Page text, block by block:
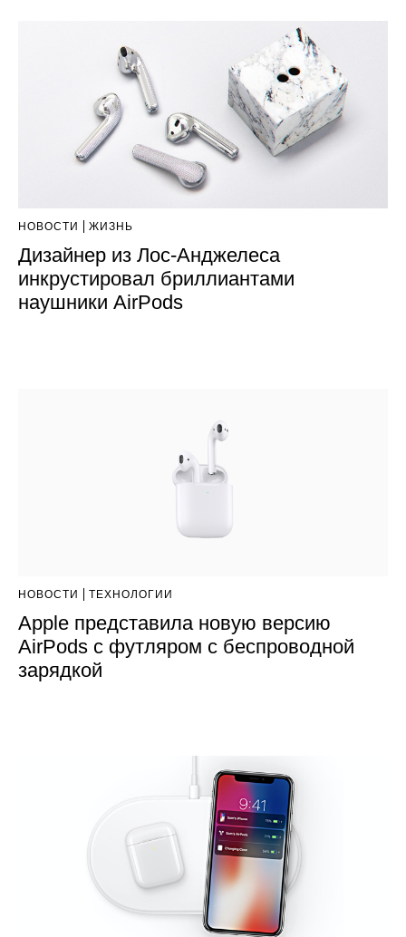
НОВОСТИ ЖИЗНЬ
Дизайнер из Лос-Анджелеса
инкрустировал бриллиантами
наушники AirPods
НОВОСТИ ТЕХНОЛОГИИ
Apple представила новую версию
AirPods c футляром с беспроводной
зарядкой